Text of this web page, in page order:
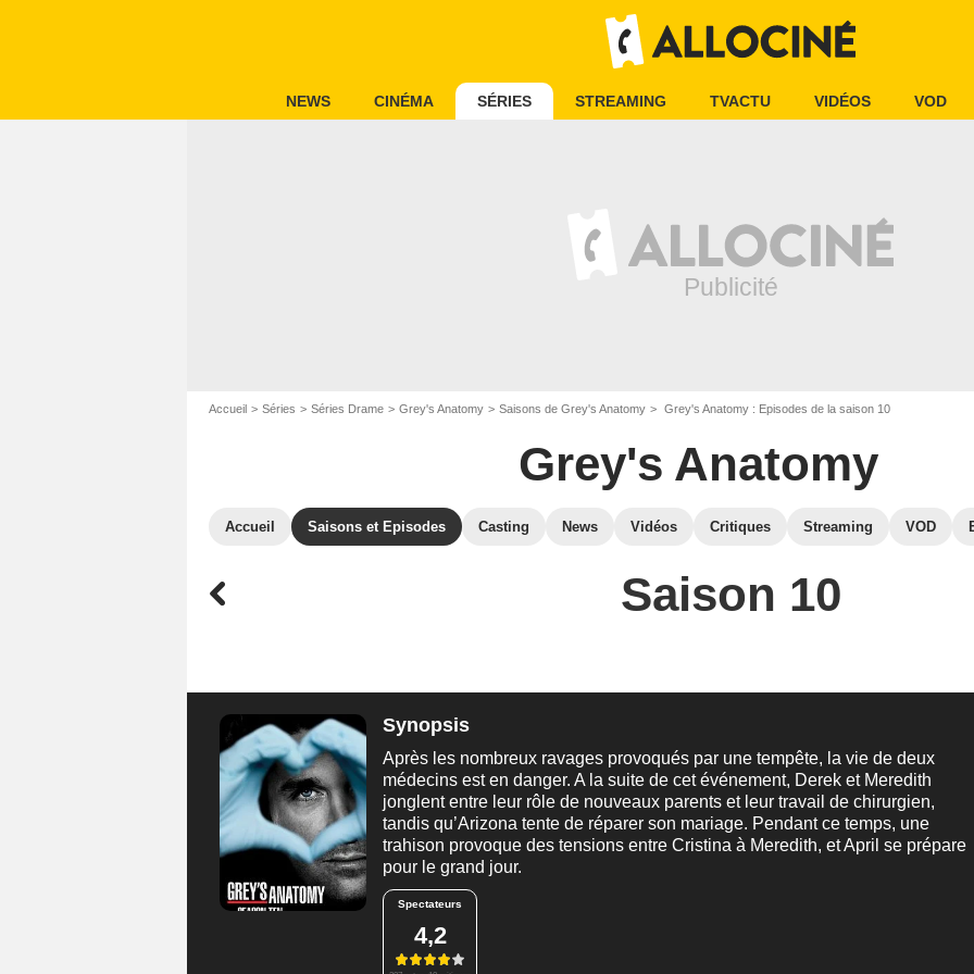
NEWS CINÉMA SÉRIES STREAMING TVACTU VIDÉOS VOD
Accueil Séries Séries Drame Grey's Anatomy Saisons de Grey's Anatomy Grey's Anatomy : Episodes de la saison 10
Grey's Anatomy
Accueil Saisons et Episodes Casting News Vidéos Critiques Streaming VOD
Saison 10
Synopsis
Après les nombreux ravages provoqués par une tempête, la vie de deux
médecins est en danger. A la suite de cet événement, Derek et Meredith
jonglent entre leur rôle de nouveaux parents et leur travail de chirurgien,
tandis qu’Arizona tente de réparer son mariage. Pendant ce temps, une
trahison provoque des tensions entre Cristina à Meredith, et April se prépare
pour le grand jour.
Spectateurs
4,2